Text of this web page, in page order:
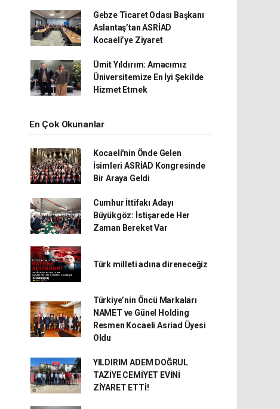
Gebze Ticaret Odası Başkanı
Aslantaş’tan ASRİAD
Kocaeli’ye Ziyaret
Ümit Yıldırım: Amacımız
Üniversitemize En İyi Şekilde
Hizmet Etmek
En Çok Okunanlar
Kocaeli'nin Önde Gelen
İsimleri ASRİAD Kongresinde
Bir Araya Geldi
Cumhur İttifakı Adayı
Büyükgöz: İstişarede Her
Zaman Bereket Var
Türk milleti adına direneceğiz
Türkiye’nin Öncü Markaları
NAMET ve Günel Holding
Resmen Kocaeli Asriad Üyesi
Oldu
YILDIRIM ADEM DOĞRUL
TAZİYE CEMİYET EVİNİ
ZİYARET ETTİ!